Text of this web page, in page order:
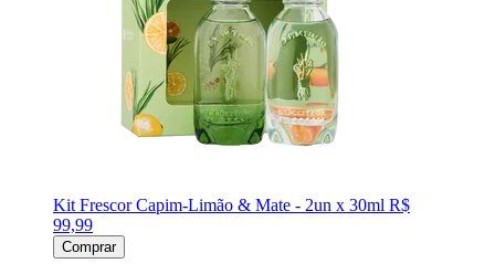
Kit Frescor Capim-Limão & Mate - 2un x 30ml R$
99,99
Comprar